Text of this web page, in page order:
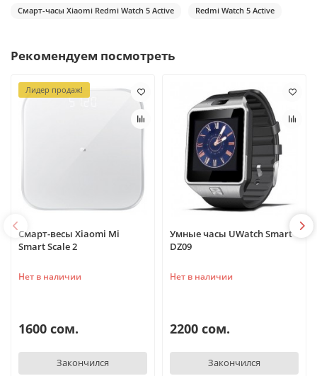
Смарт-часы Xiaomi Redmi Watch 5 Active Redmi Watch 5 Active
Рекомендуем посмотреть
Лидер продаж!
Смарт-весы Xiaomi Mi
Smart Scale 2
Нет в наличии
1600 сом.
Закончился
Умные часы UWatch Smart
DZ09
Нет в наличии
2200 сом.
Закончился